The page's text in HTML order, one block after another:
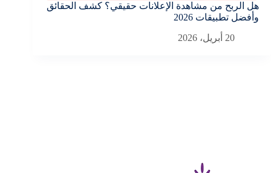
هل الربح من مشاهدة الإعلانات حقيقي؟ كشف الحقائق
وأفضل تطبيقات 2026
20 أبريل، 2026